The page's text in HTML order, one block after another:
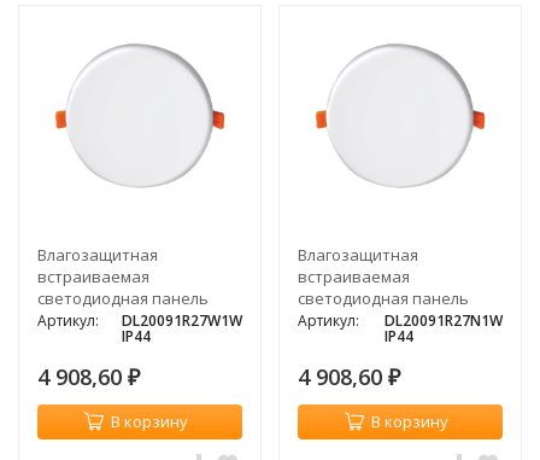
Влагозащитная
встраиваемая
светодиодная панель
Donolux DEPO, 27Вт, 3000K
Артикул: DL20091R27W1W
IP44
4 908,60 ₽
В корзину
Влагозащитная
встраиваемая
светодиодная панель
Donolux DEPO, 27Вт, 4000K
Артикул: DL20091R27N1W
IP44
4 908,60 ₽
В корзину